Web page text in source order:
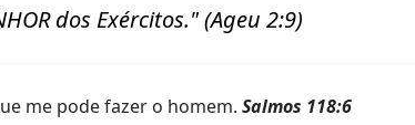
dos Exércitos." (Ageu 2:9)
me pode fazer o homem. Salmos 118:6